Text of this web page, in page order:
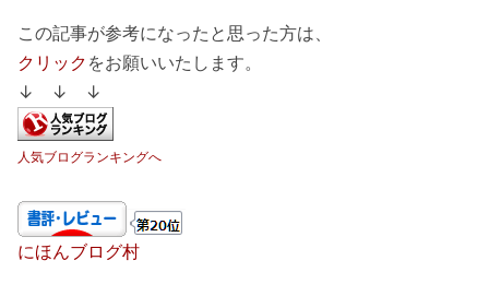
この記事が参考になったと思った方は、
クリック をお願いいたします。
↓ ↓ ↓
人気ブログランキングへ
にほんブログ村